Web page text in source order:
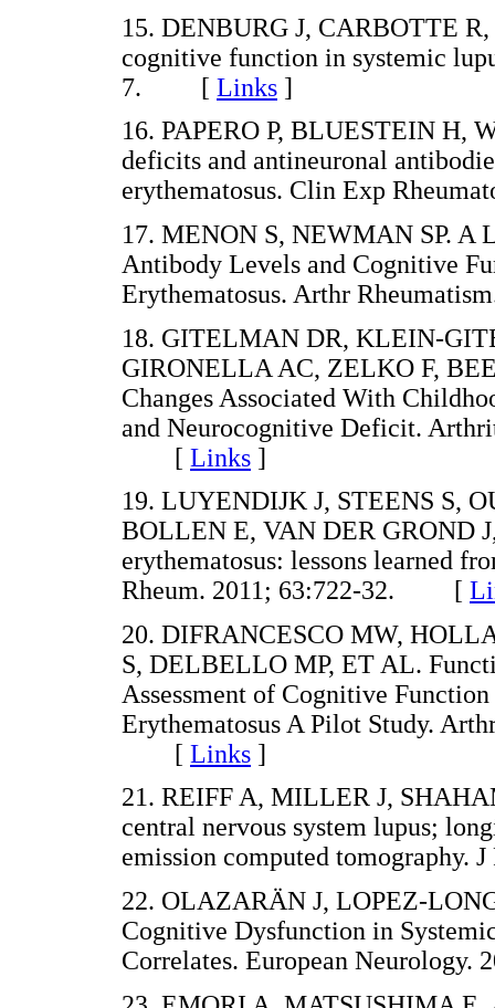
15. DENBURG J, CARBOTTE
cognitive function in systemic
7. [ Links ]
16. PAPERO P, BLUESTEIN H,
deficits and antineuronal
erythematosus. Clin Exp
17. MENON S, NEWMAN SP.
Antibody Levels and Cognitive
Erythematosus. Arthr
18. GITELMAN DR, KLEIN-
GIRONELLA AC, ZELKO F,
Changes Associated With
and Neurocognitive Deficit.
[ Links ]
19. LUYENDIJK J, STEENS S,
BOLLEN E, VAN DER GROND
erythematosus: lessons learned
Rheum. 2011; 63:722-32. [
20. DIFRANCESCO MW,
S, DELBELLO MP, ET AL.
Assessment of Cognitive
Erythematosus A Pilot Study.
[ Links ]
21. REIFF A, MILLER J,
central nervous system lupus;
emission computed
22. OLAZARÄN J, LOPEZ-
Cognitive Dysfunction in
Correlates. European